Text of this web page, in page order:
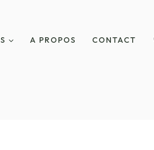
A PROPOS CONTACT